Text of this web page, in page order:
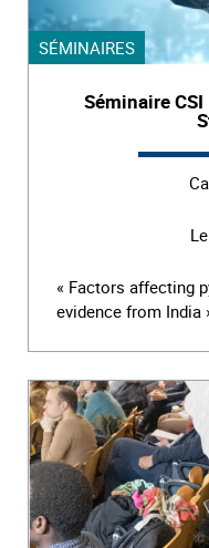
SÉMINAIRES
Séminaire CSI
Le
« Factors affecting
evidence from India